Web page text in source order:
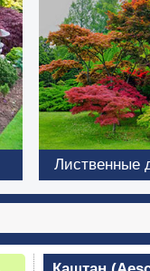
Лиственные